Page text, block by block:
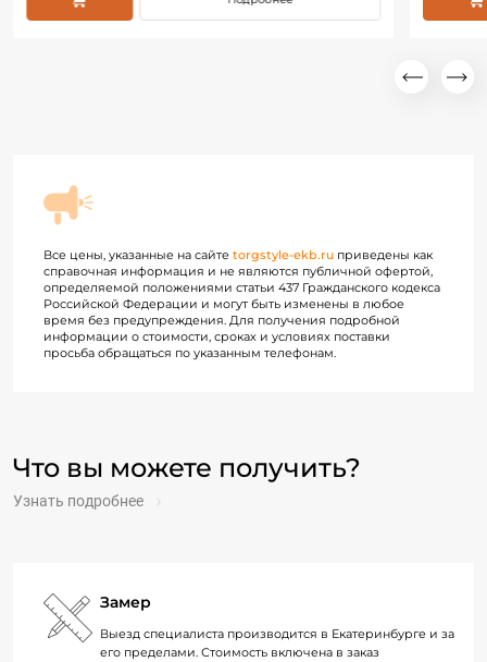
Все цены, указанные на сайте torgstyle-ekb.ru приведены как
справочная информация и не являются публичной офертой,
определяемой положениями статьи 437 Гражданского кодекса
Российской Федерации и могут быть изменены в любое
время без предупреждения. Для получения подробной
информации о стоимости, сроках и условиях поставки
просьба обращаться по указанным телефонам.
Что вы можете получить?
Узнать подробнее
Замер
Выезд специалиста производится в Екатеринбурге и за
его пределами. Стоимость включена в заказ